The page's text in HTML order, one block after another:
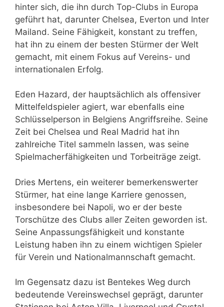
hinter sich, die ihn durch Top-Clubs in Europa
geführt hat, darunter Chelsea, Everton und Inter
Mailand. Seine Fähigkeit, konstant zu treffen,
hat ihn zu einem der besten Stürmer der Welt
gemacht, mit einem Fokus auf Vereins- und
internationalen Erfolg.
Eden Hazard, der hauptsächlich als offensiver
Mittelfeldspieler agiert, war ebenfalls eine
Schlüsselperson in Belgiens Angriffsreihe. Seine
Zeit bei Chelsea und Real Madrid hat ihn
zahlreiche Titel sammeln lassen, was seine
Spielmacherfähigkeiten und Torbeiträge zeigt.
Dries Mertens, ein weiterer bemerkenswerter
Stürmer, hat eine lange Karriere genossen,
insbesondere bei Napoli, wo er der beste
Torschütze des Clubs aller Zeiten geworden ist.
Seine Anpassungsfähigkeit und konstante
Leistung haben ihn zu einem wichtigen Spieler
für Verein und Nationalmannschaft gemacht.
Im Gegensatz dazu ist Bentekes Weg durch
bedeutende Vereinswechsel geprägt, darunter